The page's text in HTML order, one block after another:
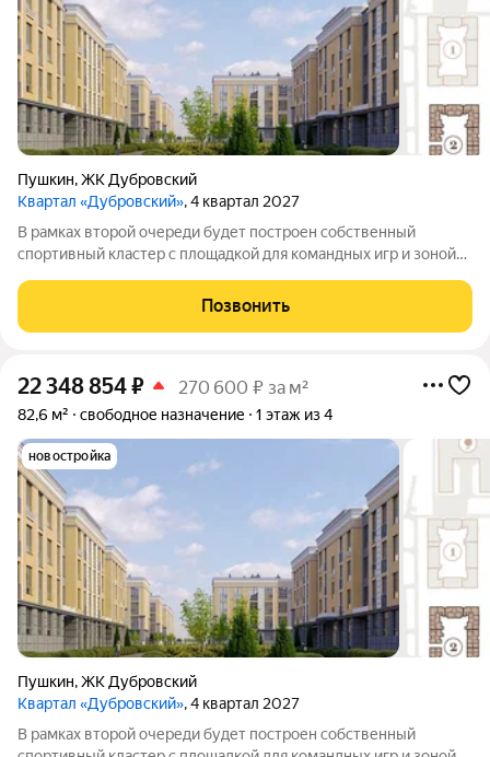
Пушкин,ЖК Дубровский
Квартал «Дубровский», 4 квартал 2027
В рамках второй очереди будет построен собственный
спортивный кластер с площадкой для командных игр и зоной
и гармонично вписывается в концепцию проекта. Также на
территории очереди
Позвонить
22 348 854₽ 270 600 ₽ за м²
82,6 м² свободное назначение 1 этаж из 4
новостройка
Пушкин,ЖК Дубровский
Квартал «Дубровский», 4 квартал 2027
В рамках второй очереди будет построен собственный